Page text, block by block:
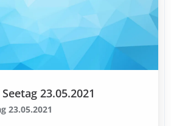
23.05.2021
23.05.2021